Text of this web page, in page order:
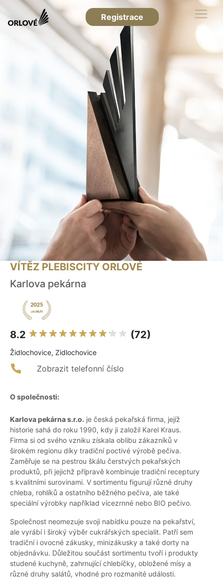
Registrace
VÍTĚZ PLEBISCITY ORLOVÉ
Karlova pekárna
8.2 (72)
Židlochovice, Zidlochovice
Zobrazit telefonní číslo
O společnosti:
Karlova pekárna s.r.o. je česká pekařská firma, jejíž
historie sahá do roku 1990, kdy ji založil Karel Kraus.
Firma si od svého vzniku získala oblibu zákazníků v
širokém regionu díky tradiční poctivé výrobě pečiva.
Zaměřuje se na pestrou škálu čerstvých pekařských
produktů, při jejichž přípravě kombinuje tradiční receptury
s kvalitními surovinami. V sortimentu figurují různé druhy
chleba, rohlíků a ostatního běžného pečiva, ale také
speciální výrobky například vícezrnné nebo BIO pečivo.
Společnost neomezuje svoji nabídku pouze na pekařství,
ale vyrábí i široký výběr cukrářských specialit. Patří sem
tradiční i ovocné zákusky, minizákusky a také dorty na
objednávku. Důležitou součást sortimentu tvoří i produkty
studené kuchyně, zahrnující chlebíčky, obložené mísy a
různé druhy salátů, vhodné pro rozmanité události.